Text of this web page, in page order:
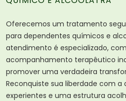
Oferecemos um tratamento
para dependentes químicos e
atendimento é especializado,
acompanhamento terapêutico
promover uma verdadeira
Reconquiste sua liberdade com a
experientes e uma estrutura